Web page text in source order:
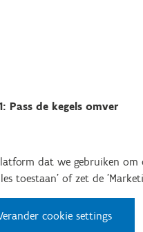
Pass de kegels omver
dat we gebruiken om
toestaan' of zet de
cookie settings